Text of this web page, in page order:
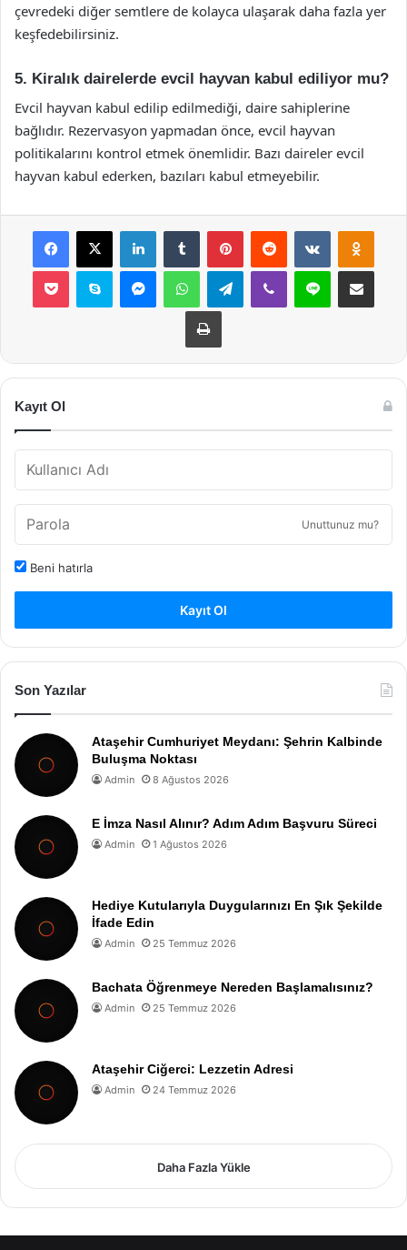
çevredeki diğer semtlere de kolayca ulaşarak daha fazla yer
keşfedebilirsiniz.
5. Kiralık dairelerde evcil hayvan kabul ediliyor mu?
Evcil hayvan kabul edilip edilmediği, daire sahiplerine
bağlıdır. Rezervasyon yapmadan önce, evcil hayvan
politikalarını kontrol etmek önemlidir. Bazı daireler evcil
hayvan kabul ederken, bazıları kabul etmeyebilir.
Facebook
X LinkedInTumblr PinterestReddit VKontakte
Pocket Skype MessengerWhatsAppTelegramViber Line E-Posta ile
Yazdır
Kayıt Ol
Unuttunuz mu?
Beni hatırla
Kayıt Ol
Son Yazılar
Ataşehir Cumhuriyet Meydanı: Şehrin Kalbinde
Buluşma Noktası
Admin 8 Ağustos 2026
E İmza Nasıl Alınır? Adım Adım Başvuru Süreci
Admin 1 Ağustos 2026
Hediye Kutularıyla Duygularınızı En Şık Şekilde
İfade Edin
Admin 25 Temmuz 2026
Bachata Öğrenmeye Nereden Başlamalısınız?
Admin 25 Temmuz 2026
Ataşehir Ciğerci: Lezzetin Adresi
Admin 24 Temmuz 2026
Daha Fazla Yükle